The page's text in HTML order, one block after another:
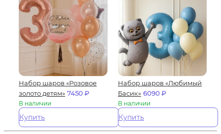
Набор шаров «Розовое
золото детям» 7450₽
В наличии
Купить
Набор шаров «Любимый
Басик» 6090₽
В наличии
Купить